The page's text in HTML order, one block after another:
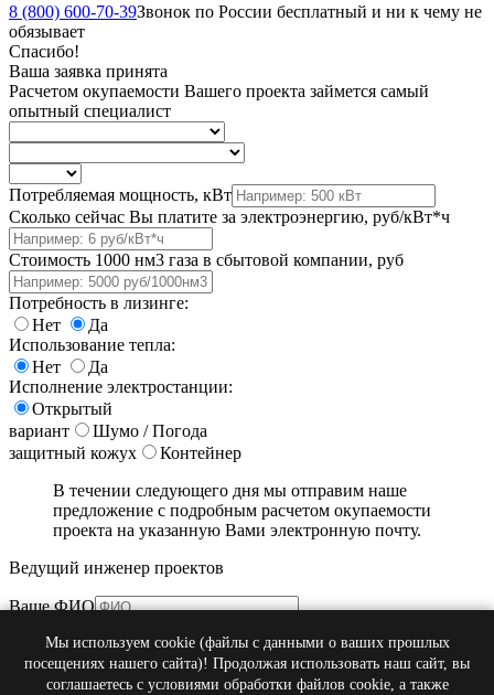
Мы используем cookie (файлы с данными о ваших прошлых
посещениях нашего сайта)! Продолжая использовать наш сайт, вы
соглашаетесь с условиями обработки файлов cookie, а также
8 (800) 600-70-39Звонок по России бесплатный и ни к чему не
обязывает
Спасибо!
Ваша заявка принята
Расчетом окупаемости Вашего проекта займется самый
опытный специалист
Потребляемая мощность, кВт
Сколько сейчас Вы платите за электроэнергию, руб/кВт*ч
Стоимость 1000 нм3 газа в сбытовой компании, руб
Потребность в лизинге:
Нет
Да
Использование тепла:
Нет
Да
Исполнение электростанции:
Открытый
вариант
Шумо / Погода
защитный кожух
Контейнер
В течении следующего дня мы отправим наше
предложение с подробным расчетом окупаемости
проекта на указанную Вами электронную почту.
Ведущий инженер проектов
Ваше ФИО
Эл. почта
Наименование компании